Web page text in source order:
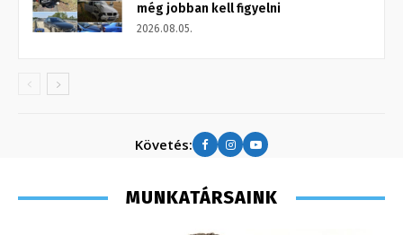
még jobban kell figyelni
2026.08.05.
Követés:
MUNKATÁRSAINK